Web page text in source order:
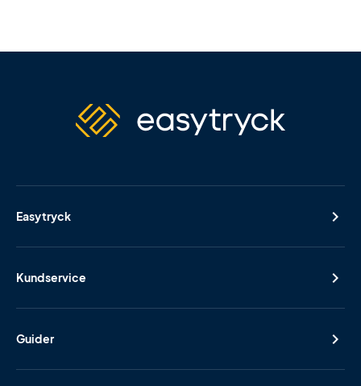
Easytryck
Kundservice
Guider